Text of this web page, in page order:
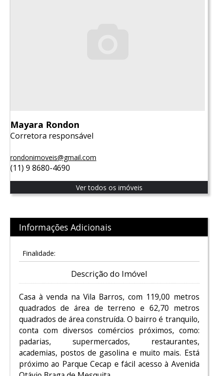
Mayara Rondon
Corretora responsável
rondonimoveis@gmail.com
(11) 9 8680-4690
Ver todos os imóveis
Informações Adicionais
Finalidade:
Descrição do Imóvel
Casa à venda na Vila Barros, com 119,00 metros
quadrados de área de terreno e 62,70 metros
quadrados de área construída. O bairro é tranquilo,
conta com diversos comércios próximos, como:
padarias, supermercados, restaurantes,
academias, postos de gasolina e muito mais. Está
próximo ao Parque Cecap e fácil acesso à Avenida